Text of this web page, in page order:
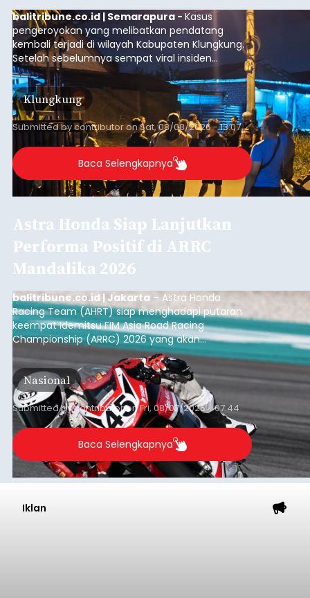
balitribune.co.id | Semarapura -Kasus
pengeroyokan yang melibatkan pendatang
kembali terjadi di wilayah Kabupaten Klungkung.
Setelah sebelumnya sempat viral insiden
keributan di barat Pasar Galiran, peristiwa serupa
kini menimpa seorang pemuda asal Kabupaten
Sumba Barat Daya (SBD), Nusa Tenggara Timur
(NTT).
Klungkung
Submitted bycontributoronSat, 08/08/2026 - 13:07
Baca Selengkapnya
Astra Honda Siap Lanjutkan
Performa Positif di ARRC
Mandalika 2026
balitribune.co.id | Jakarta – Astra Honda
Racing Team (AHRT) siap menghadapi putaran
keempat Idemitsu FIM Asia Road Racing
Championship (ARRC) 2026 yang akan
berlangsung di Pertamina Mandalika
International Circuit, Lombok, Nusa Tenggara
Barat, pada 7–9 Agustus 2026.
Nasional
Submitted bycontributoronFri, 08/07/2026 - 07:44
Baca Selengkapnya
Iklan